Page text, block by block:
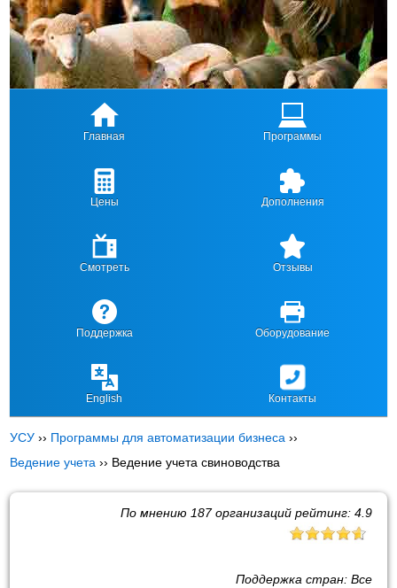
Главная Программы
Цены Дополнения
Смотреть Отзывы
Поддержка Оборудование
English Контакты
УСУ ›› Программы для автоматизации бизнеса ››
Ведение учета ›› Ведение учета свиноводства
По мнению 187организаций рейтинг: 4.9
Поддержка стран: Все